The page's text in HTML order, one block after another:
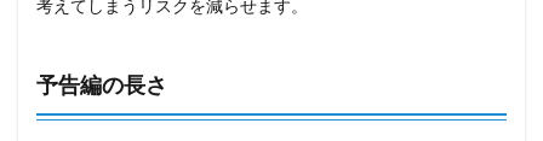
考えてしまうリスクを減らせます。
予告編の長さ